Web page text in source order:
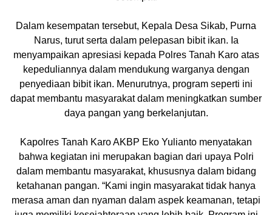
Dalam kesempatan tersebut, Kepala Desa Sikab, Purna
Narus, turut serta dalam pelepasan bibit ikan. Ia
menyampaikan apresiasi kepada Polres Tanah Karo atas
kepeduliannya dalam mendukung warganya dengan
penyediaan bibit ikan. Menurutnya, program seperti ini
dapat membantu masyarakat dalam meningkatkan sumber
daya pangan yang berkelanjutan.
Kapolres Tanah Karo AKBP Eko Yulianto menyatakan
bahwa kegiatan ini merupakan bagian dari upaya Polri
dalam membantu masyarakat, khususnya dalam bidang
ketahanan pangan. “Kami ingin masyarakat tidak hanya
merasa aman dan nyaman dalam aspek keamanan, tetapi